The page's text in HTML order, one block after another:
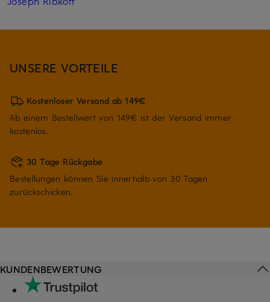
UNSERE VORTEILE
Kostenloser Versand ab 149€
Ab einem Bestellwert von 149€ ist der Versand immer
kostenlos.
30 Tage Rückgabe
Bestellungen können Sie innerhalb von 30 Tagen
zurückschicken.
KUNDENBEWERTUNG